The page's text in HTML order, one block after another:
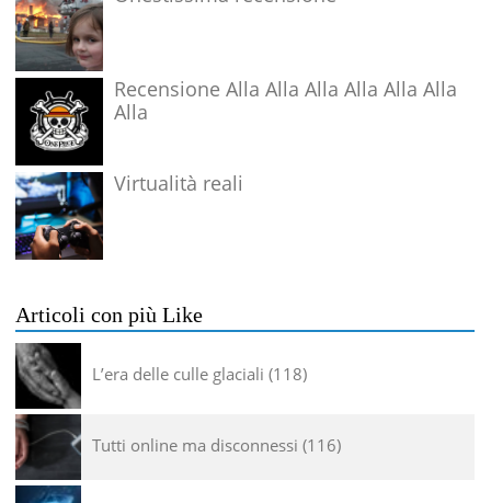
Recensione Alla Alla Alla Alla Alla Alla
Alla
Virtualità reali
Articoli con più Like
L’era delle culle glaciali 118
Tutti online ma disconnessi 116